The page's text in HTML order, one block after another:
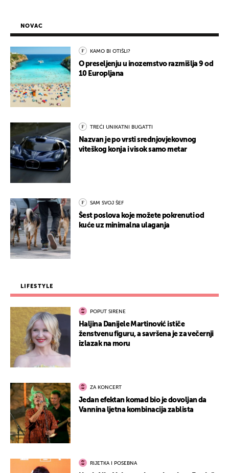
NOVAC
KAMO BI OTIŠLI?
O preseljenju u inozemstvo razmišlja 9 od
10 Europljana
TREĆI UNIKATNI BUGATTI
Nazvan je po vrsti srednjovjekovnog
viteškog konja i visok samo metar
SAM SVOJ ŠEF
Šest poslova koje možete pokrenuti od
kuće uz minimalna ulaganja
LIFESTYLE
POPUT SIRENE
Haljina Danijele Martinović ističe
ženstvenu figuru, a savršena je za večernji
izlazak na moru
ZA KONCERT
Jedan efektan komad bio je dovoljan da
Vannina ljetna kombinacija zablista
RIJETKA I POSEBNA